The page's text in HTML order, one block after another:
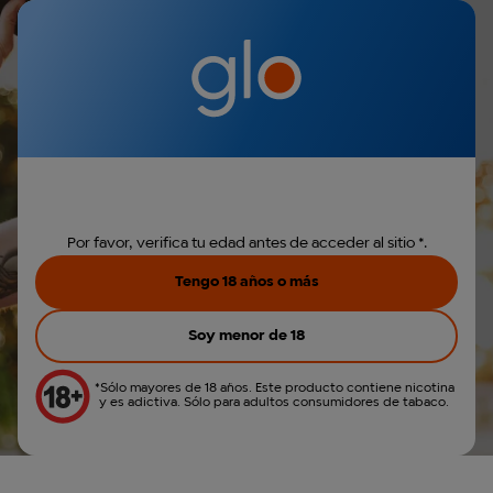
Parece que no has
Envio gratis por la compra de Hyper Pro
Cómo funciona glo™ INFUSE
30 Mayo 2026
Categoría: glo™ INFUSE
Por favor, verifica tu edad antes de acceder al sitio *.
Soy menor de 18
Tengo 18 años o más
*Sólo mayores de 18 años. Este producto contiene nicotina
y es adictiva. Sólo para adultos consumidores de tabaco.